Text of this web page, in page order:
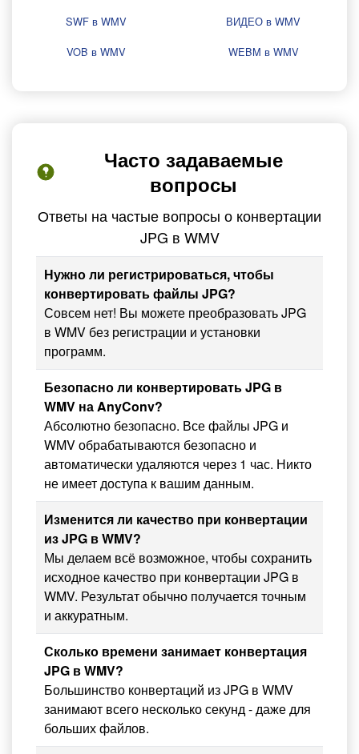
SWF в WMV
ВИДЕО в WMV
VOB в WMV
WEBM в WMV
Часто задаваемые
вопросы
Ответы на частые вопросы о конвертации
JPG в WMV
Нужно ли регистрироваться, чтобы
конвертировать файлы JPG?
Совсем нет! Вы можете преобразовать JPG
в WMV без регистрации и установки
программ.
Безопасно ли конвертировать JPG в
WMV на AnyConv?
Абсолютно безопасно. Все файлы JPG и
WMV обрабатываются безопасно и
автоматически удаляются через 1 час. Никто
не имеет доступа к вашим данным.
Изменится ли качество при конвертации
из JPG в WMV?
Мы делаем всё возможное, чтобы сохранить
исходное качество при конвертации JPG в
WMV. Результат обычно получается точным
и аккуратным.
Сколько времени занимает конвертация
JPG в WMV?
Большинство конвертаций из JPG в WMV
занимают всего несколько секунд - даже для
больших файлов.